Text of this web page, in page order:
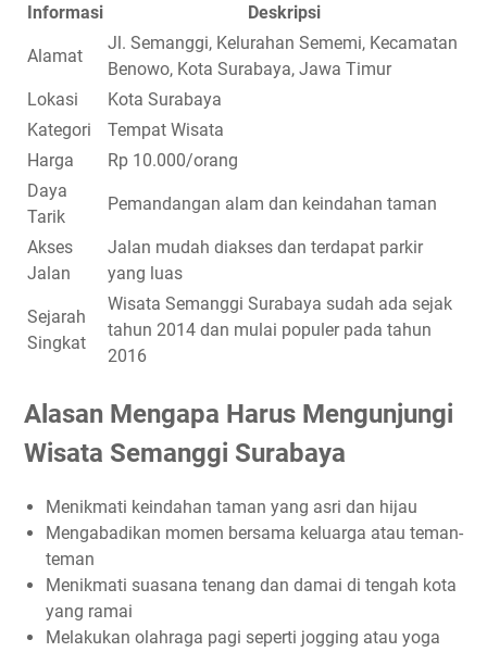
Informasi Deskripsi
Alamat
Jl. Semanggi, Kelurahan Sememi, Kecamatan
Benowo, Kota Surabaya, Jawa Timur
Lokasi
Kota Surabaya
Kategori
Tempat Wisata
Harga
Rp 10.000/orang
Daya
Tarik
Pemandangan alam dan keindahan taman
Akses
Jalan
Jalan mudah diakses dan terdapat parkir
yang luas
Sejarah
Singkat
Wisata Semanggi Surabaya sudah ada sejak
tahun 2014 dan mulai populer pada tahun
2016
Alasan Mengapa Harus Mengunjungi
Wisata Semanggi Surabaya
Menikmati keindahan taman yang asri dan hijau
Mengabadikan momen bersama keluarga atau teman-
teman
Menikmati suasana tenang dan damai di tengah kota
yang ramai
Melakukan olahraga pagi seperti jogging atau yoga